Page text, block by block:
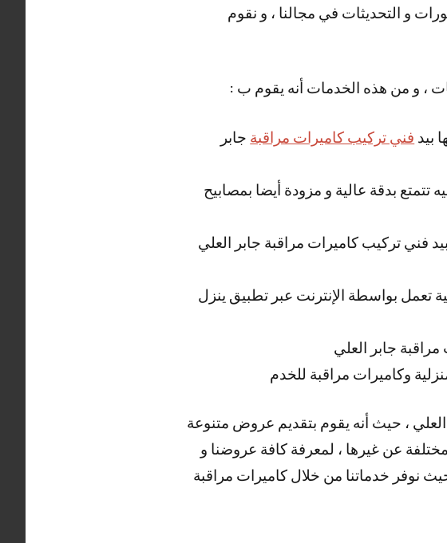
و التحديثات في مجالنا ، و نقوم
، و من هذه الخدمات أنه يقوم ب :
بيد فني تركيب كاميرات مراقبة جابر
بدقة عالية و مزودة أيضا بمصابيح
فني تركيب كاميرات مراقبة جابر العلي
تعمل بواسطة الإنترنت عبر تطبيق ينزل
جابر العلي
وكاميرات مراقبة للخدم
، حيث أنه يقوم بتقديم عروض متنوعة
عن غيرها ، لمعرفة كافة عروضنا و
نوفر خدماتنا من خلال كاميرات مراقبة